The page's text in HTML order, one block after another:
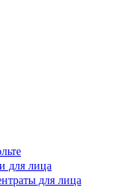
для лица
для лица